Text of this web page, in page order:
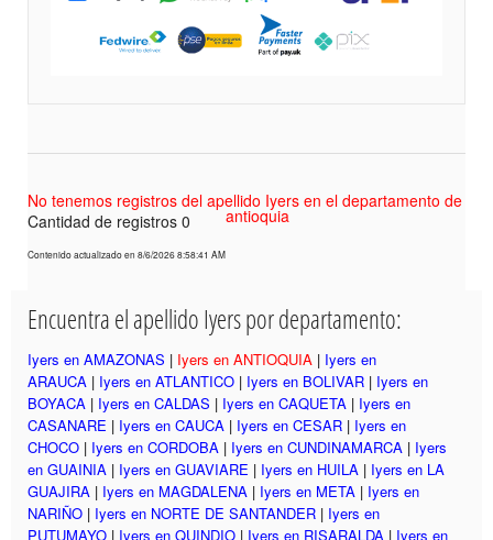
No tenemos registros del apellido Iyers en el departamento de
antioquia
Cantidad de registros 0
Contenido actualizado en 8/6/2026 8:58:41 AM
Encuentra el apellido Iyers por departamento:
Iyers en AMAZONAS | Iyers en ANTIOQUIA | Iyers en
ARAUCA | Iyers en ATLANTICO | Iyers en BOLIVAR | Iyers en
BOYACA | Iyers en CALDAS | Iyers en CAQUETA | Iyers en
CASANARE | Iyers en CAUCA | Iyers en CESAR | Iyers en
CHOCO | Iyers en CORDOBA | Iyers en CUNDINAMARCA | Iyers
en GUAINIA | Iyers en GUAVIARE | Iyers en HUILA | Iyers en LA
GUAJIRA | Iyers en MAGDALENA | Iyers en META | Iyers en
NARIÑO | Iyers en NORTE DE SANTANDER | Iyers en
PUTUMAYO | Iyers en QUINDIO | Iyers en RISARALDA | Iyers en